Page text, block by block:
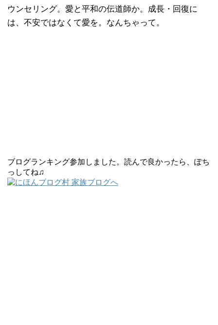
ウンセリング。愛と平和の伝道師か。成長・回復に
は、不安ではなくて愛を。なんちゃって。
ブログランキング参加しました。読んで良かったら、ぽち
っしてね♫